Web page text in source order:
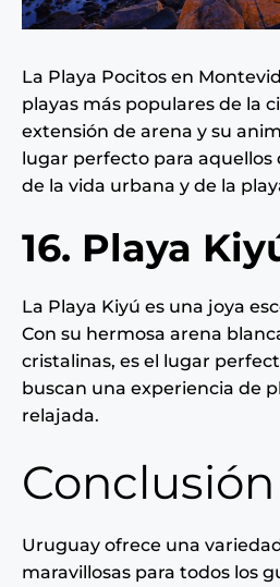
La Playa Pocitos en
playas más populares de la
extensión de arena y su
lugar perfecto para
de la vida urbana y de la
16. Playa
La Playa Kiyú es una joya
Con su hermosa arena
cristalinas, es el lugar
buscan una experiencia de
relajada.
Conclusión
Uruguay ofrece una
maravillosas para todos los